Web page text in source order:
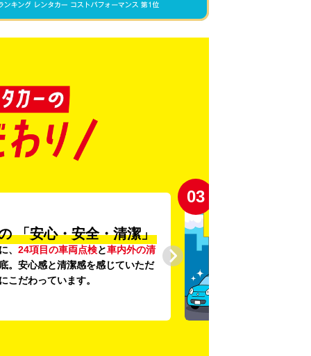
録から4年未満の
い車がいっぱい♪
満の新しいクルマを多数導入し、
供を追求しています。もちろん追
す。
04